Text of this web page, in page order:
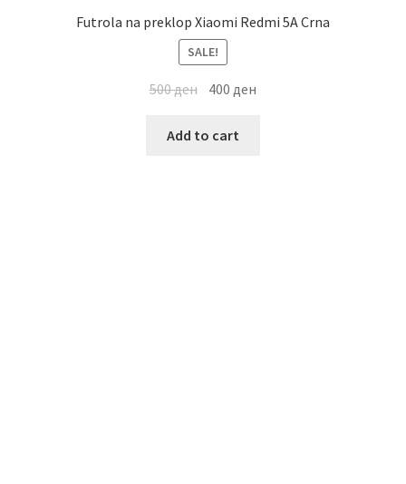
Futrola na preklop Xiaomi Redmi 5A Crna
SALE!
500ден 400ден
Add to cart